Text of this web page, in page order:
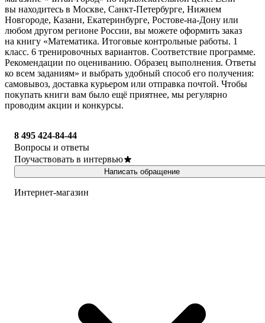
вы находитесь в Москве, Санкт-Петербурге, Нижнем
Новгороде, Казани, Екатеринбурге, Ростове-на-Дону или
любом другом регионе России, вы можете оформить заказ
на книгу «Математика. Итоговые контрольные работы. 1
класс. 6 тренировочных вариантов. Соответствие программе.
Рекомендации по оцениванию. Образец выполнения. Ответы
ко всем заданиям» и выбрать удобный способ его получения:
самовывоз, доставка курьером или отправка почтой. Чтобы
покупать книги вам было ещё приятнее, мы регулярно
проводим акции и конкурсы.
8 495 424-84-44
Вопросы и ответы
Поучаствовать в интервью
Написать обращение
Интернет-магазин